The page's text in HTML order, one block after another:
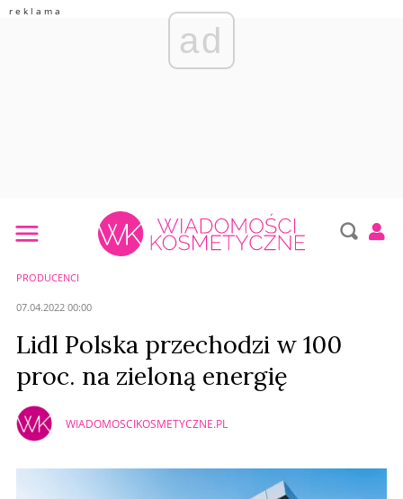
ad
PRODUCENCI
07.04.2022 00:00
Lidl Polska przechodzi w 100
proc. na zieloną energię
WIADOMOSCIKOSMETYCZNE.PL